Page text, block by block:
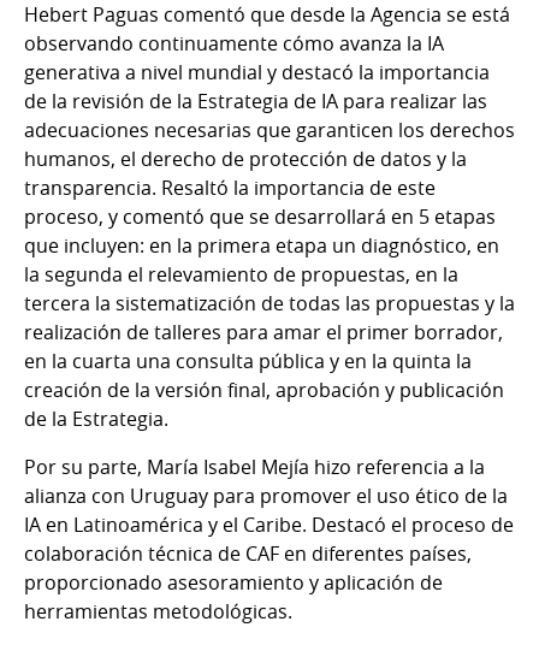
Hebert Paguas comentó que desde la Agencia se está
observando continuamente cómo avanza la IA
generativa a nivel mundial y destacó la importancia
de la revisión de la Estrategia de IA para realizar las
adecuaciones necesarias que garanticen los derechos
humanos, el derecho de protección de datos y la
transparencia. Resaltó la importancia de este
proceso, y comentó que se desarrollará en 5 etapas
que incluyen: en la primera etapa un diagnóstico, en
la segunda el relevamiento de propuestas, en la
tercera la sistematización de todas las propuestas y la
realización de talleres para amar el primer borrador,
en la cuarta una consulta pública y en la quinta la
creación de la versión final, aprobación y publicación
de la Estrategia.
Por su parte, María Isabel Mejía hizo referencia a la
alianza con Uruguay para promover el uso ético de la
IA en Latinoamérica y el Caribe. Destacó el proceso de
colaboración técnica de CAF en diferentes países,
proporcionado asesoramiento y aplicación de
herramientas metodológicas.